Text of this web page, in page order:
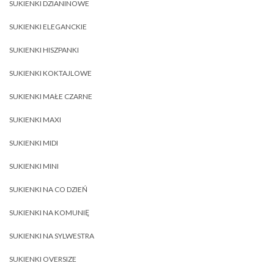
SUKIENKI DZIANINOWE
SUKIENKI ELEGANCKIE
SUKIENKI HISZPANKI
SUKIENKI KOKTAJLOWE
SUKIENKI MAŁE CZARNE
SUKIENKI MAXI
SUKIENKI MIDI
SUKIENKI MINI
SUKIENKI NA CO DZIEŃ
SUKIENKI NA KOMUNIĘ
SUKIENKI NA SYLWESTRA
SUKIENKI OVERSIZE